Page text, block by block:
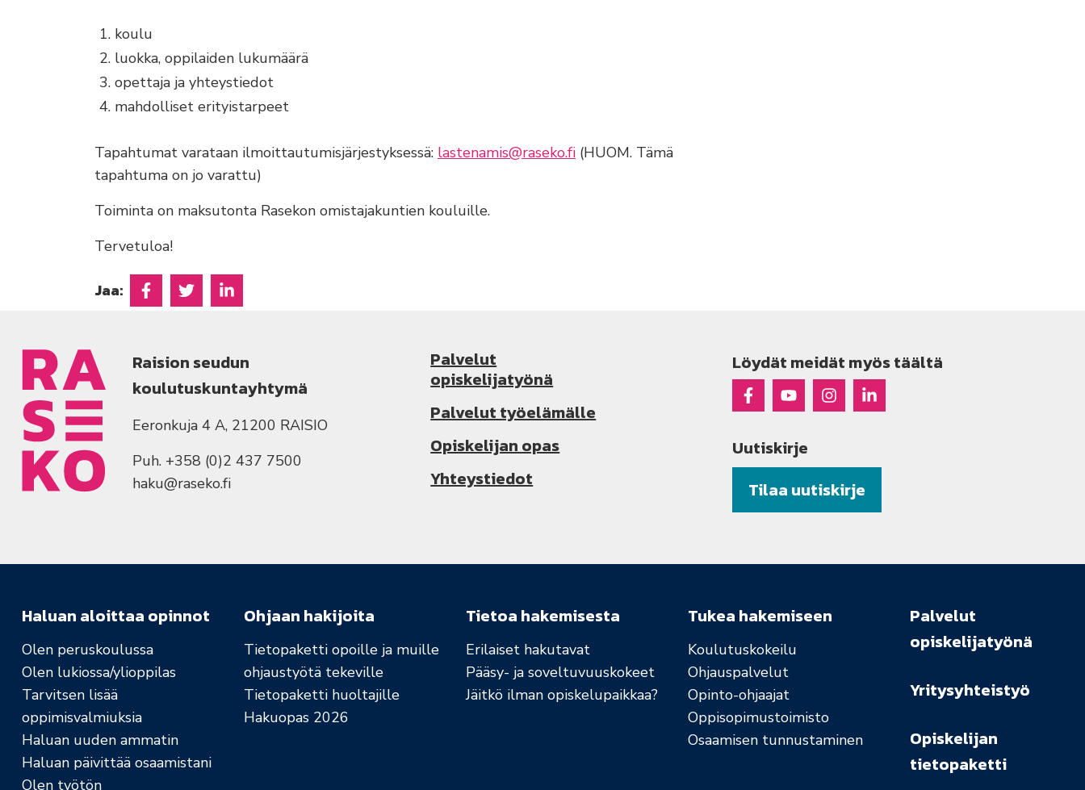
koulu
luokka, oppilaiden lukumäärä
opettaja ja yhteystiedot
mahdolliset erityistarpeet
Tapahtumat varataan ilmoittautumisjärjestyksessä: lastenamis@raseko.fi (HUOM. Tämä
tapahtuma on jo varattu)
Toiminta on maksutonta Rasekon omistajakuntien kouluille.
Tervetuloa!
Jaa: Jaa Facebookissa
Jaa Twitterissä
Jaa Linkedinissä
Raision seudun
koulutuskuntayhtymä
Eeronkuja 4 A, 21200 RAISIO
Puh. +358 (0)2 437 7500
haku@raseko.fi
Palvelut
opiskelijatyönä
Palvelut työelämälle
Opiskelijan opas
Yhteystiedot
Löydät meidät myös täältä
Raseko Facebookissa
Raseko Youtubessa
Raseko Instagramissa
Raseko Linkedinissä
Uutiskirje
Tilaa uutiskirje
Haluan aloittaa opinnot
Olen peruskoulussa
Olen lukiossa/ylioppilas
Tarvitsen lisää
oppimisvalmiuksia
Haluan uuden ammatin
Haluan päivittää osaamistani
Olen työtön
Ohjaan hakijoita
Tietopaketti opoille ja muille
ohjaustyötä tekeville
Tietopaketti huoltajille
Hakuopas 2026
Tietoa hakemisesta
Erilaiset hakutavat
Pääsy- ja soveltuvuuskokeet
Jäitkö ilman opiskelupaikkaa?
Tukea hakemiseen
Koulutuskokeilu
Ohjauspalvelut
Opinto-ohjaajat
Oppisopimustoimisto
Osaamisen tunnustaminen
Palvelut
opiskelijatyönä
Yritysyhteistyö
Opiskelijan
tietopaketti